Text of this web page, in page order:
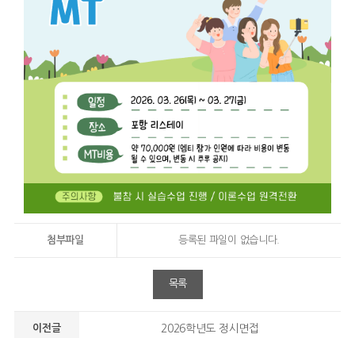
첨부파일 등록된 파일이 없습니다.
목록
이전글 2026학년도 정시면접